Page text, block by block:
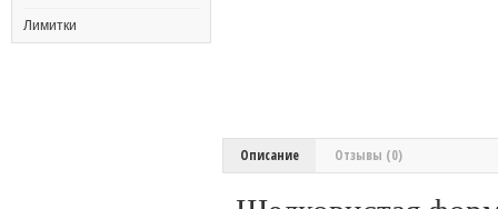
Лимитки
Описание Отзывы (0)